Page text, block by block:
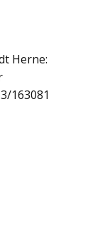
Herne:
163081